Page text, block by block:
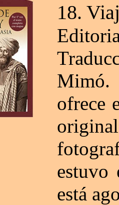
18.
Mimó.
ofrece
estuvo
está